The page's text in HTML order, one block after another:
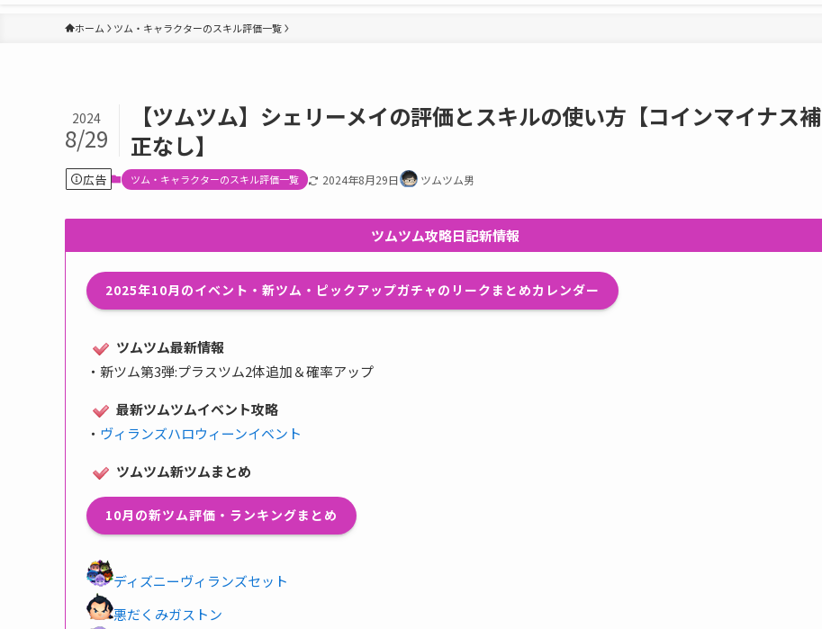
ホーム ツム・キャラクターのスキル評価一覧
【ツムツム】シェリーメイの評価とスキルの使い方【コインマイナス補
正なし】
2024
8/29
広告 ツム・キャラクターのスキル評価一覧 2024年8月29日 ツムツム男
ツムツム攻略日記新情報
2025年10月のイベント・新ツム・ピックアップガチャのリークまとめカレンダー
ツムツム最新情報
・ 新ツム第3弾:プラスツム2体追加＆確率アップ
最新ツムツムイベント攻略
・ ヴィランズハロウィーンイベント
ツムツム新ツムまとめ
10月の新ツム評価・ランキングまとめ
ディズニーヴィランズセット
悪だくみガストン